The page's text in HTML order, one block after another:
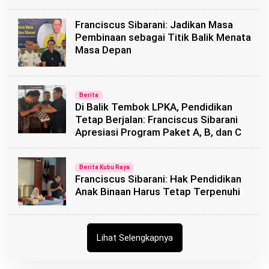
Franciscus Sibarani: Jadikan Masa
Pembinaan sebagai Titik Balik Menata
Masa Depan
Berita
Di Balik Tembok LPKA, Pendidikan
Tetap Berjalan: Franciscus Sibarani
Apresiasi Program Paket A, B, dan C
Berita Kubu Raya
Franciscus Sibarani: Hak Pendidikan
Anak Binaan Harus Tetap Terpenuhi
Lihat Selengkapnya